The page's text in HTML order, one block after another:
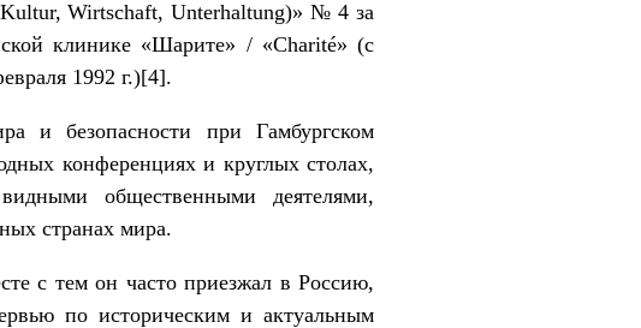
Wirtschaft, Unterhaltung)» № 4 за
клинике «Шарите» / «Charité» (с
1992 г.)[4].
и безопасности при Гамбургском
конференциях и круглых столах,
общественными деятелями,
странах мира.
с тем он часто приезжал в Россию,
по историческим и актуальным